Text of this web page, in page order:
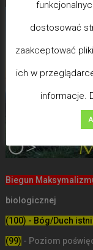
Biegun
biologicznej
(100) - Bóg/Duch
(99) - Poziom
dostosować
zaakceptować
ich w
informacje.